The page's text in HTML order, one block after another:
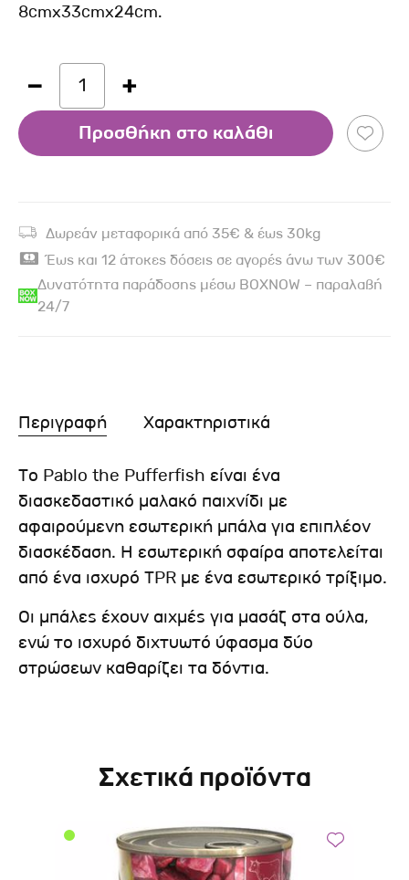
8cmx33cmx24cm.
1
Προσθήκη στο καλάθι
Δωρεάν μεταφορικά από 35€ & έως 30kg
Έως και 12 άτοκες δόσεις σε αγορές άνω των 300€
Δυνατότητα παράδοσης μέσω BOXNOW – παραλαβή
24/7
Περιγραφή Χαρακτηριστικά
Το Pablo the Pufferfish είναι ένα
διασκεδαστικό μαλακό παιχνίδι με
αφαιρούμενη εσωτερική μπάλα για επιπλέον
διασκέδαση. Η εσωτερική σφαίρα αποτελείται
από ένα ισχυρό TPR με ένα εσωτερικό τρίξιμο.
Οι μπάλες έχουν αιχμές για μασάζ στα ούλα,
ενώ το ισχυρό διχτυωτό ύφασμα δύο
στρώσεων καθαρίζει τα δόντια.
Σχετικά προϊόντα